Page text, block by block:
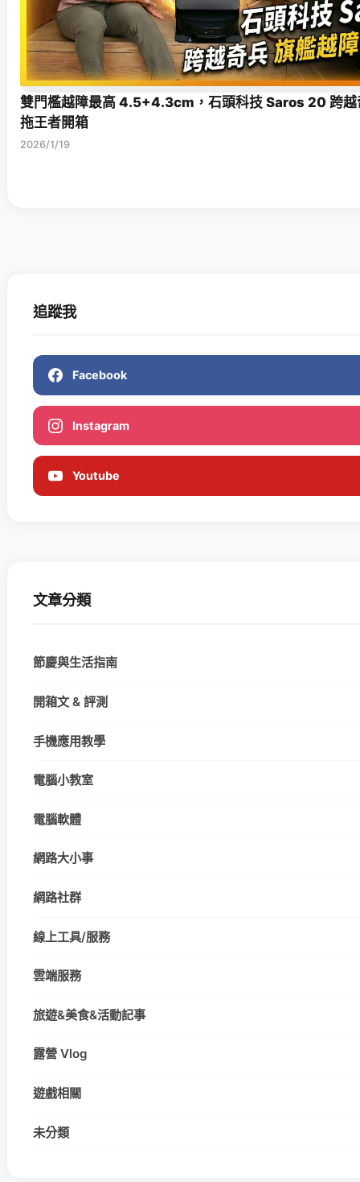
雙門檻越障最高 4.5+4.3cm，石頭科技 Saros 20 跨越
拖王者開箱
2026/1/19
追蹤我
Facebook
Instagram
Youtube
文章分類
節慶與生活指南
開箱文 & 評測
手機應用教學
電腦小教室
電腦軟體
網路大小事
網路社群
線上工具/服務
雲端服務
旅遊&美食&活動記事
露營 Vlog
遊戲相關
未分類